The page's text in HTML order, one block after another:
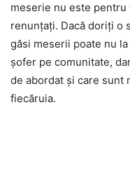
meserie nu este pentru
renunțați. Dacă doriți o
găsi meserii poate nu
șofer pe comunitate,
de abordat și care sunt
fiecăruia.